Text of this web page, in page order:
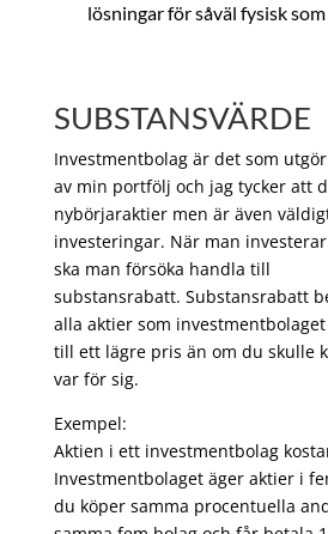
lösningar för såväl fysisk som
SUBSTANSVÄRDE
Investmentbolag är det som
av min portfölj och jag tycker att
nybörjaraktier men är även
investeringar. När man
ska man försöka handla till
substansrabatt. Substansrabatt
alla aktier som
till ett lägre pris än om du skulle
var för sig.
Exempel:
Aktien i ett investmentbolag
Investmentbolaget äger aktier i
du köper samma procentuella